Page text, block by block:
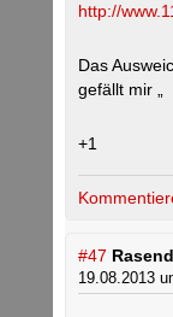
http://
Das
gefällt mir „
+1
#47
19.08.2013